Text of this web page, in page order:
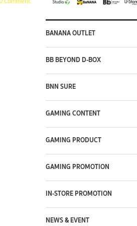
BANANA OUTLET
BB BEYOND D-BOX
BNN SURE
GAMING CONTENT
GAMING PRODUCT
GAMING PROMOTION
IN-STORE PROMOTION
NEWS & EVENT